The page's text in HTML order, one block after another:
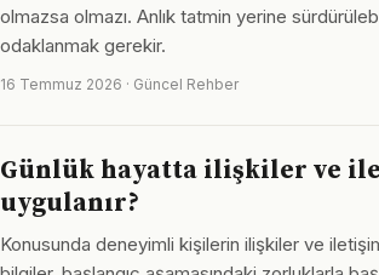
olmazsa olmazı. Anlık tatmin yerine
odaklanmak gerekir.
16 Temmuz 2026 · Güncel Rehber
Günlük hayatta ilişkiler ve
uygulanır?
Konusunda deneyimli kişilerin ilişkiler ve